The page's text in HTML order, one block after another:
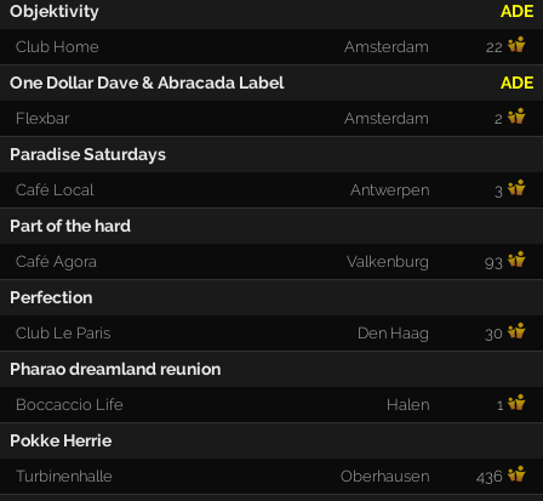
Objektivity ADE
Club Home Amsterdam 22
One Dollar Dave & Abracada Label ADE
Flexbar Amsterdam 2
Paradise Saturdays
Café Local Antwerpen 3
Part of the hard
Café Agora Valkenburg 93
Perfection
Club Le Paris Den Haag 30
Pharao dreamland reunion
Boccaccio Life Halen 1
Pokke Herrie
Turbinenhalle Oberhausen 436